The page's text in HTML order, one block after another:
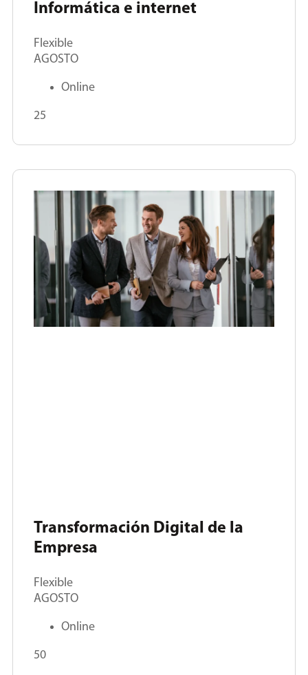
Informática e internet
Flexible
AGOSTO
Online
25
Transformación Digital de la
Empresa
Flexible
AGOSTO
Online
50